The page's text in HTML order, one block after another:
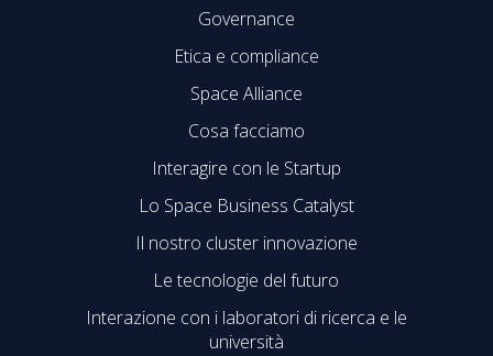
Governance
Etica e compliance
Space Alliance
Cosa facciamo
Interagire con le Startup
Lo Space Business Catalyst
Il nostro cluster innovazione
Le tecnologie del futuro
Interazione con i laboratori di ricerca e le
università